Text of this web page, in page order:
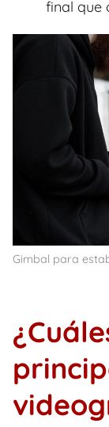
final que
Gimbal para